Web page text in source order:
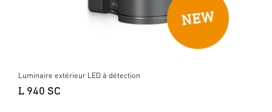
Luminaire extérieur LED à détection
L 940 SC